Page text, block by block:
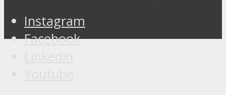
Instagram
Facebook